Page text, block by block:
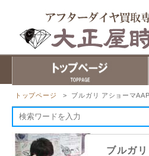
トップページ > ブルガリ アショーマ
ブルガ